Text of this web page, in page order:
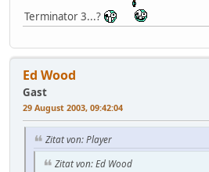
Terminator 3...?
Ed Wood
Gast
29 August 2003, 09:42:04
Zitat von: Player
Zitat von: Ed Wood